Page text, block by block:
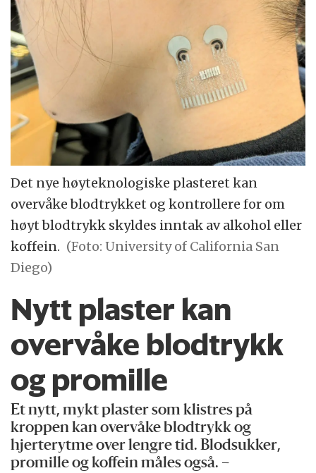
Det nye høyteknologiske plasteret kan
overvåke blodtrykket og kontrollere for om
høyt blodtrykk skyldes inntak av alkohol eller
koffein. (Foto: University of California San
Diego)
Nytt plaster kan
overvåke blodtrykk
og promille
Et nytt, mykt plaster som klistres på
kroppen kan overvåke blodtrykk og
hjerterytme over lengre tid. Blodsukker,
promille og koffein måles også. –